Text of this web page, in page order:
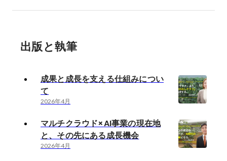
出版と執筆
成果と成長を支える仕組みについ
て
2026年4月
マルチクラウド×AI事業の現在地
と、その先にある成長機会
2026年4月